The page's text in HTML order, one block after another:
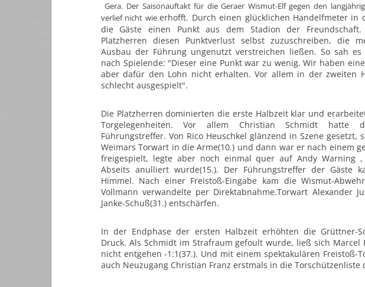
Gera. Der Saisonauftakt für die Geraer Wismut-Elf gegen den
verlief nicht wieerhofft. Durch einen glücklichen Handelfmeter in
die Gäste einen Punkt aus dem Stadion der
Platzherren diesen Punktverlust selbst zuzuschreiben, die
Ausbau der Führung ungenutzt verstreichen ließen. So sah
nach Spielende: "Dieser eine Punkt war zu wenig. Wir haben
aber dafür den Lohn nicht erhalten. Vor allem in derzweiten
schlecht ausgespielt".
Die Platzherren dominierten die erste Halbzeit klar und
Torgelegenheiten. Vor allem Christian Schmidt hatte
Führungstreffer. Von Rico Heuschkel glänzend in Szene gesetzt,
Weimars Torwart in die Arme(10.) und dann war er nach einem
freigespielt, legte aber noch einmal quer auf Andy Warning
Abseits anulliert wurde(15.). Der Führungstreffer der Gäste
Himmel. Nach einer Freistoß-Eingabe kam die Wismut-
Vollmann verwandelte per Direktabnahme.Torwart Alexander
Janke-Schuß(31.) entschärfen.
In der Endphase der ersten Halbzeit erhöhten die Grüttner-
Druck. Als Schmidt im Strafraumgefoult wurde, ließ sich Marcel
nicht entgehen -1:1(37.). Und mit einem spektakulären Freistoß-
auch Neuzugang Christian Franz erstmals in die Torschützenliste